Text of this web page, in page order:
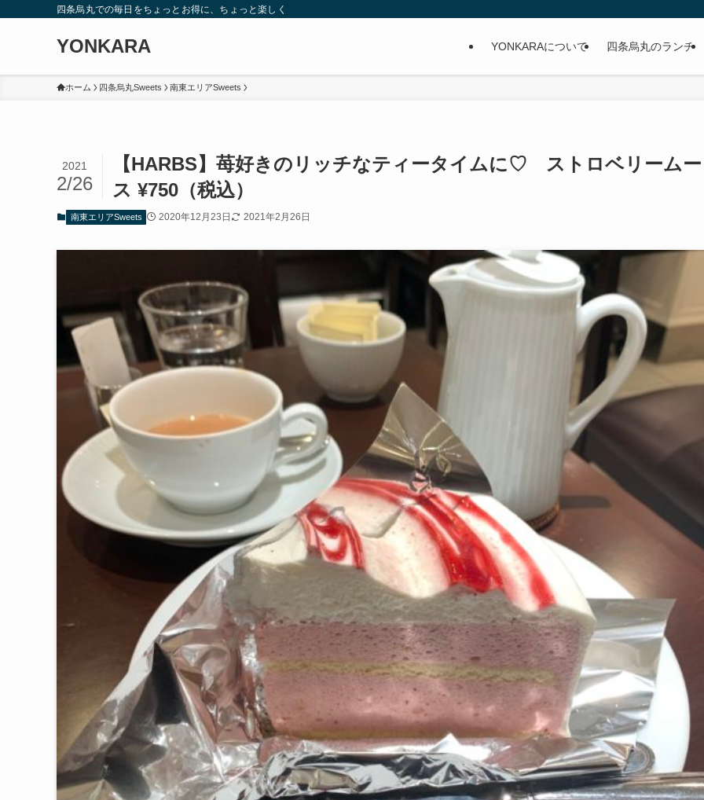
四条烏丸での毎日をちょっとお得に、ちょっと楽しく
YONKARA YONKARAについて 四条烏丸のランチ
ホーム 四条烏丸Sweets 南東エリアSweets
【HARBS】苺好きのリッチなティータイムに♡ ストロベリームー
ス ¥750（税込）
2021
2/26
南東エリアSweets 2020年12月23日 2021年2月26日